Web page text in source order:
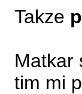
Takze
Matkar
tim mi